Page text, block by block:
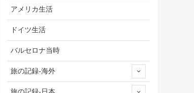
アメリカ生活
ドイツ生活
バルセロナ当時
旅の記録-海外